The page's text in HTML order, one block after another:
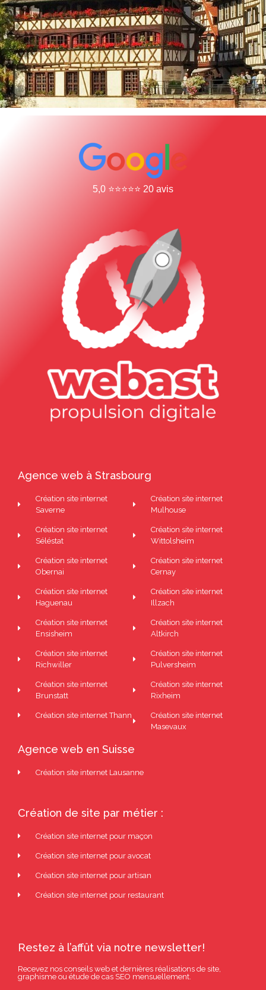
5,0 ⭐⭐⭐⭐⭐ 20 avis
Agence web à Strasbourg
Création site internet
Saverne
Création site internet
Séléstat
Création site internet
Obernai
Création site internet
Haguenau
Création site internet
Ensisheim
Création site internet
Richwiller
Création site internet
Brunstatt
Création site internet Thann
Création site internet
Mulhouse
Création site internet
Wittolsheim
Création site internet
Cernay
Création site internet
Illzach
Création site internet
Altkirch
Création site internet
Pulversheim
Création site internet
Rixheim
Création site internet
Masevaux
Agence web en Suisse
Création site internet Lausanne
Création de site par métier :
Création site internet pour maçon
Création site internet pour avocat
Création site internet pour artisan
Création site internet pour restaurant
Restez à l’affût via notre newsletter!
Recevez nos conseils web et dernières réalisations de site,
graphisme ou étude de cas SEO mensuellement.